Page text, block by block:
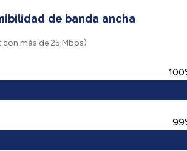
de banda ancha
con más de 25 Mbps)